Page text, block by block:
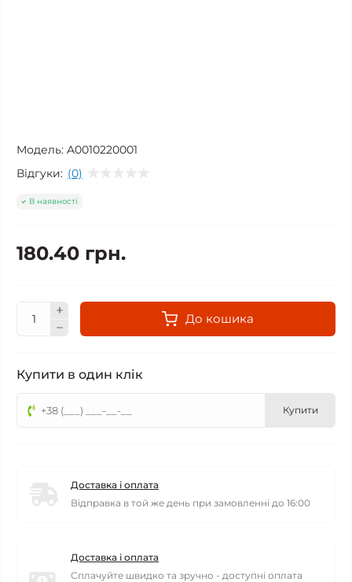
Модель: A0010220001
Відгуки: (0)
В наявності
180.40 грн.
До кошика
Купити в один клік
Купити
Доставка і оплата
Відправка в той же день при замовленні до 16:00
Доставка і оплата
Сплачуйте швидко та зручно - доступні оплата